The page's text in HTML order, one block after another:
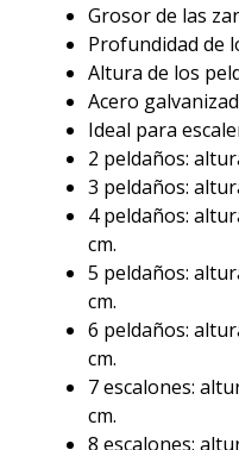
Grosor de las
Profundidad de
Altura de los
Acero
Ideal para
2 peldaños:
3 peldaños:
4 peldaños:
cm.
5 peldaños:
cm.
6 peldaños:
cm.
7 escalones:
cm.
8 escalones: